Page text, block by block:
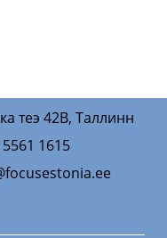
теэ 42B, Таллинн
1615